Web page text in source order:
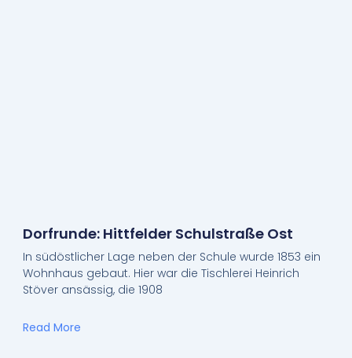
Dorfrunde: Hittfelder Schulstraße Ost
In südöstlicher Lage neben der Schule wurde 1853 ein
Wohnhaus gebaut. Hier war die Tischlerei Heinrich
Stöver ansässig, die 1908
Read More